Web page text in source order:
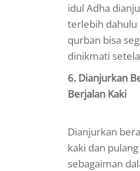
idul Adha
terlebih dahulu
qurban bisa
dinikmati
6. Dianjurkan
Berjalan Kaki
Dianjurkan
kaki dan
sebagaiman